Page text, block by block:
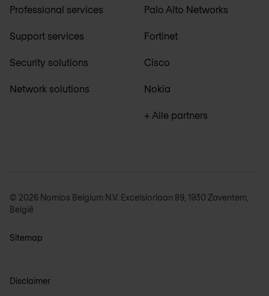
Professional services
Support services
Security solutions
Network solutions
Palo Alto Networks
Fortinet
Cisco
Nokia
+ Alle partners
© 2026 Nomios Belgium N.V. Excelsiorlaan 89, 1930 Zaventem,
België
Sitemap
Disclaimer